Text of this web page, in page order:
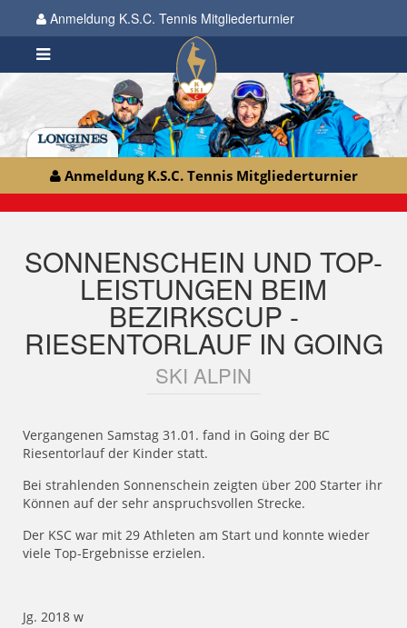
Anmeldung K.S.C. Tennis Mitgliederturnier
Anmeldung K.S.C. Tennis Mitgliederturnier
SONNENSCHEIN UND TOP-
LEISTUNGEN BEIM
BEZIRKSCUP -
RIESENTORLAUF IN GOING
SKI ALPIN
Vergangenen Samstag 31.01. fand in Going der BC
Riesentorlauf der Kinder statt.
Bei strahlenden Sonnenschein zeigten über 200 Starter ihr
Können auf der sehr anspruchsvollen Strecke.
Der KSC war mit 29 Athleten am Start und konnte wieder
viele Top-Ergebnisse erzielen.
Jg. 2018 w